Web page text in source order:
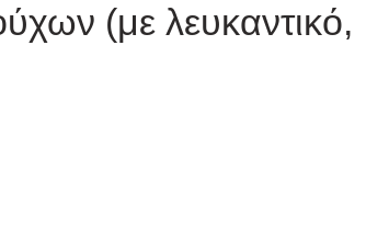
(με λευκαντικό,